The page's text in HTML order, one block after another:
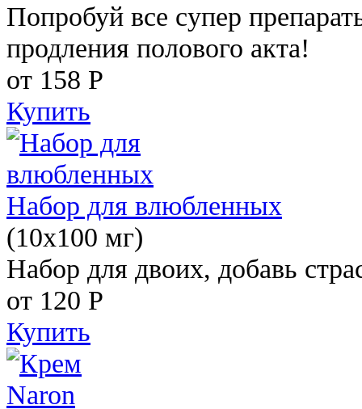
Попробуй все супер
продления полового акта!
от 158 Р
Купить
Набор для влюбленных
(10х100 мг)
Набор для двоих, добавь
от 120 Р
Купить